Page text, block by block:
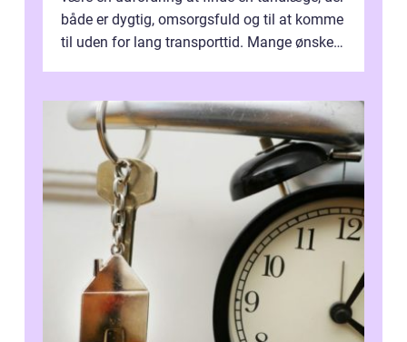
både er dygtig, omsorgsfuld og til at komme
til uden for lang transporttid. Mange ønsker